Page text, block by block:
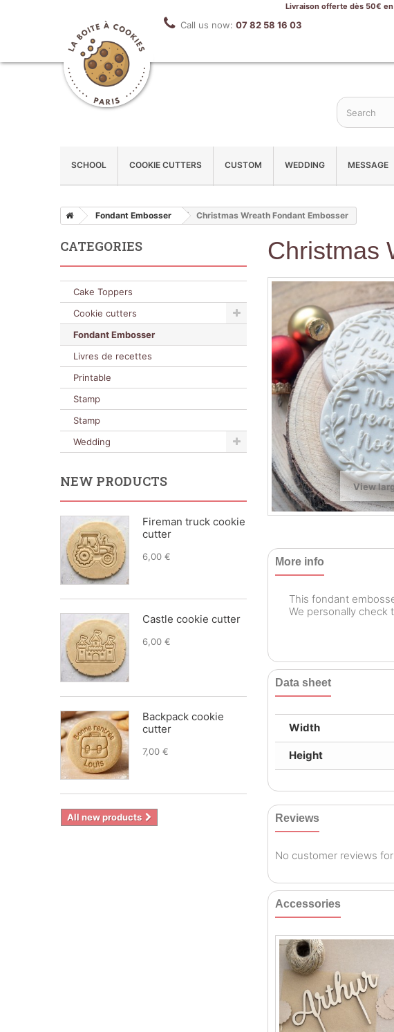
Livraison offerte dès 50€
Call us now: 07 82 58 16 03
SCHOOL COOKIE CUTTERS CUSTOM WEDDING MESSAGE
Fondant Embosser Christmas Wreath Fondant Embosser
Christmas
View
More info
This fondant
We personally check
Data sheet
Width
Height
Reviews
No customer reviews
Accessories
CATEGORIES
Cake Toppers
Cookie cutters
Fondant Embosser
Livres de recettes
Printable
Stamp
Stamp
Wedding
NEW PRODUCTS
Fireman truck cookie
cutter
6,00 €
Castle cookie cutter
6,00 €
Backpack cookie
cutter
7,00 €
All new products